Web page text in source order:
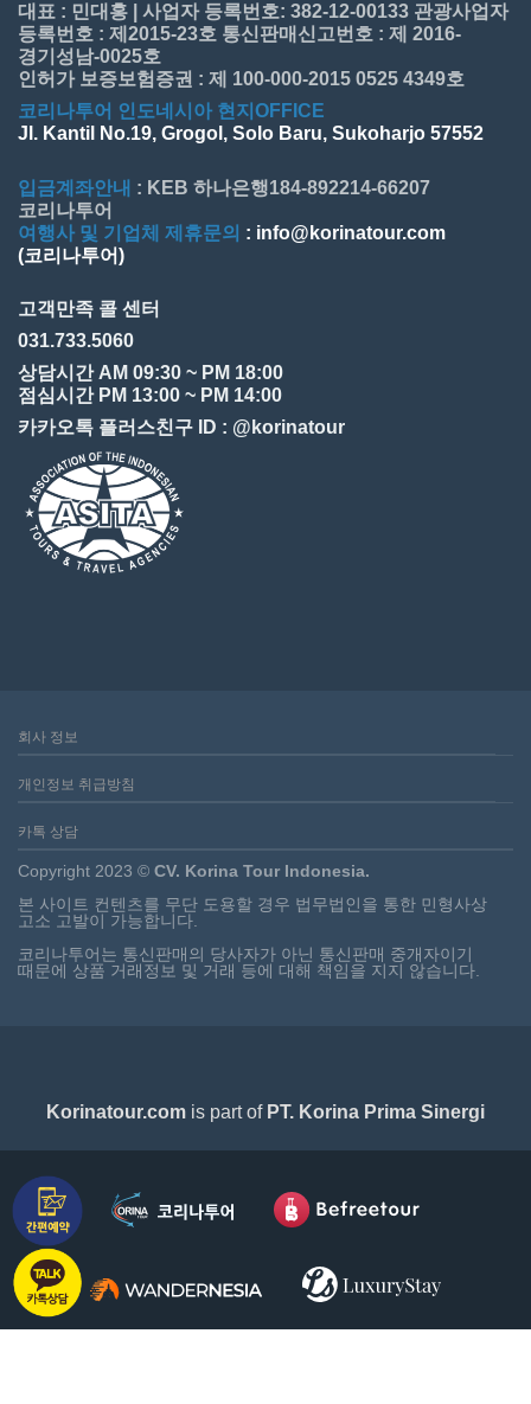
대표 : 민대홍 | 사업자 등록번호: 382-12-00133 관광사업자
등록번호 : 제2015-23호 통신판매신고번호 : 제 2016-
경기성남-0025호
인허가 보증보험증권 : 제 100-000-2015 0525 4349호
코리나투어 인도네시아 현지OFFICE
Jl. Kantil No.19, Grogol, Solo Baru, Sukoharjo 57552
입금계좌안내 : KEB 하나은행184-892214-66207
코리나투어
여행사 및 기업체 제휴문의 : info@korinatour.com
(코리나투어)
고객만족 콜 센터
031.733.5060
상담시간 AM 09:30 ~ PM 18:00
점심시간 PM 13:00 ~ PM 14:00
카카오톡 플러스친구 ID : @korinatour
회사 정보
개인정보 취급방침
카톡 상담
Copyright 2023 © CV. Korina Tour Indonesia.
본 사이트 컨텐츠를 무단 도용할 경우 법무법인을 통한 민형사상
고소 고발이 가능합니다.
코리나투어는 통신판매의 당사자가 아닌 통신판매 중개자이기
때문에 상품 거래정보 및 거래 등에 대해 책임을 지지 않습니다.
Korinatour.com is part of PT. Korina Prima Sinergi